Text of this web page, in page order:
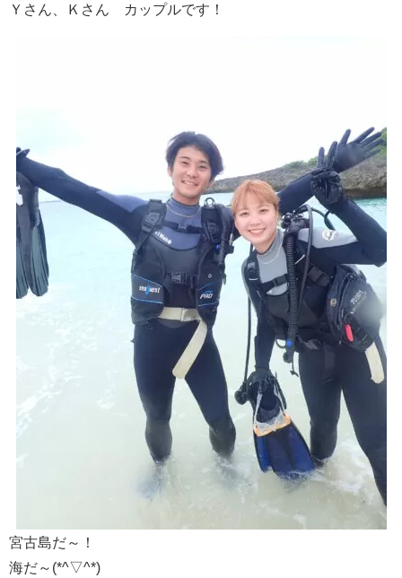
Ｙさん、Ｋさん カップルです！
宮古島だ～！
海だ～(*^▽^*)